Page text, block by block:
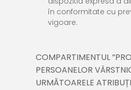
în conformitate cu
vigoare.
COMPARTIMENTUL
PERSOANELOR
URMĂTOARELE